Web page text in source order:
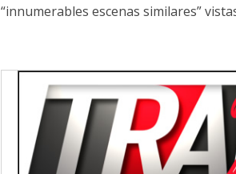
“innumerables escenas similares”